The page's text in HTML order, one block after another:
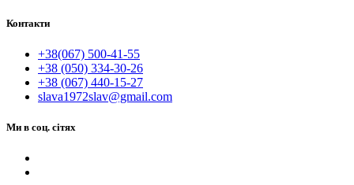
Контакти
+38(067) 500-41-55
+38 (050) 334-30-26
+38 (067) 440-15-27
slava1972slav@gmail.com
Ми в соц. сітях